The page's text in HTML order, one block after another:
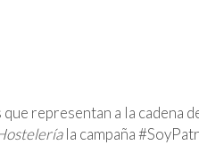
representan a la cadena
la campaña